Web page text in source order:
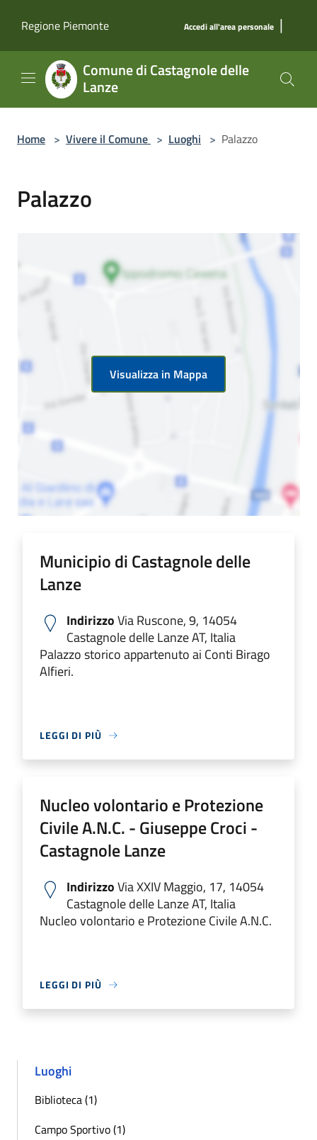
Regione Piemonte
Accedi all'area personale |
Comune di Castagnole delle
Lanze
Home > Vivere il Comune > Luoghi > Palazzo
Palazzo
Visualizza in Mappa
Municipio di Castagnole delle
Lanze
IndirizzoVia Ruscone, 9, 14054
Castagnole delle Lanze AT, Italia
Palazzo storico appartenuto ai Conti Birago
Alfieri.
LEGGI DI PIÙ
Nucleo volontario e Protezione
Civile A.N.C. - Giuseppe Croci -
Castagnole Lanze
IndirizzoVia XXIV Maggio, 17, 14054
Castagnole delle Lanze AT, Italia
Nucleo volontario e Protezione Civile A.N.C.
LEGGI DI PIÙ
Luoghi
Biblioteca (1)
Campo Sportivo (1)